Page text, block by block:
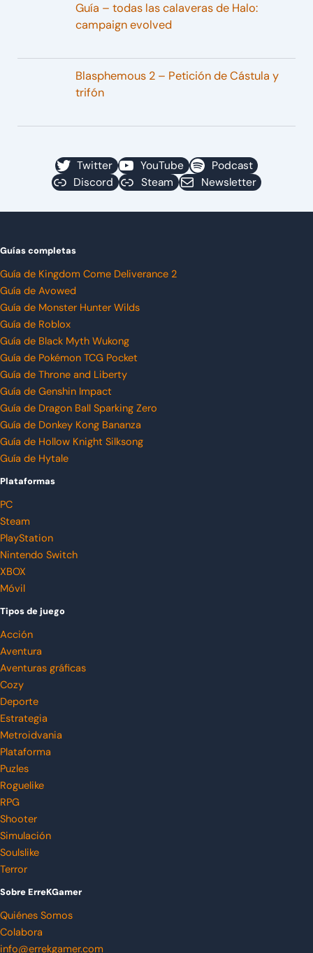
Guía – todas las calaveras de Halo:
campaign evolved
Blasphemous 2 – Petición de Cástula y
trifón
Twitter YouTube
Podcast
Discord
Steam Newsletter
Guías completas
Guía de Kingdom Come Deliverance 2
Guía de Avowed
Guía de Monster Hunter Wilds
Guía de Roblox
Guía de Black Myth Wukong
Guía de Pokémon TCG Pocket
Guía de Throne and Liberty
Guía de Genshin Impact
Guía de Dragon Ball Sparking Zero
Guía de Donkey Kong Bananza
Guía de Hollow Knight Silksong
Guía de Hytale
Plataformas
PC
Steam
PlayStation
Nintendo Switch
XBOX
Móvil
Tipos de juego
Acción
Aventura
Aventuras gráficas
Cozy
Deporte
Estrategia
Metroidvania
Plataforma
Puzles
Roguelike
RPG
Shooter
Simulación
Soulslike
Terror
Sobre ErreKGamer
Quiénes Somos
Colabora
info@errekgamer.com